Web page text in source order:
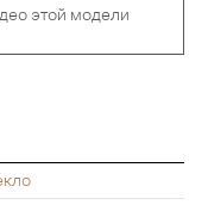
этой модели